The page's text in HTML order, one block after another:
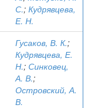
С.; Кудрявцева,
Е. Н.
Гусаков, В. К.;
Кудрявцева, Е.
Н.; Синковец,
А. В.;
Островский, А.
В.